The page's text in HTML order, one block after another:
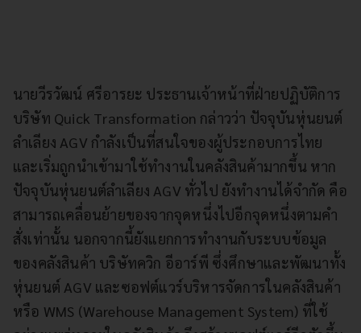
นายวีรวัฒน์ ศรีอารยะ ประธานเจ้าหน้าที่ฝ่ายปฏิบัติการ
บริษัท Quick Transformation กล่าวว่า ปัจจุบันหุ่นยนต์
ลำเลียง AGV กำลังเป็นที่สนใจของผู้ประกอบการไทย
และเริ่มถูกนำเข้ามาใช้ทำงานในคลังสินค้ามากขึ้น หาก
ปัจจุบันหุ่นยนต์ลำเลียง AGV ทั่วไป ยังทำงานได้จำกัด คือ
สามารถเคลื่อนย้ายของจากจุดหนึ่งไปอีกจุดหนึ่งตามคำ
สั่งเท่านั้น นอกจากนี้ยังแยกการทำงานกับระบบข้อมูล
ของคลังสินค้า บริษัทควิก อีอาร์พี ซึ่งศึกษาและพัฒนาทั้ง
หุ่นยนต์ AGV และซอฟต์แวร์บริหารจัดการในคลังสินค้า
หรือ WMS (Warehouse Management System) ที่ใช้